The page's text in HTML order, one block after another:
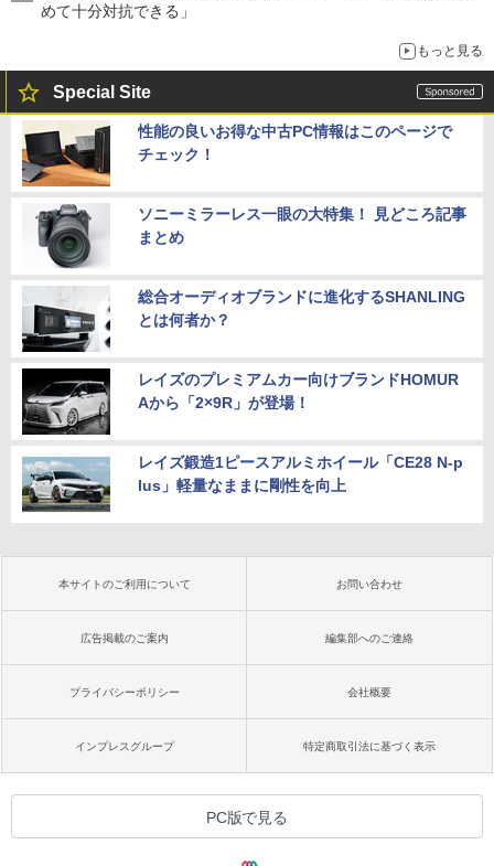
めて十分対抗できる」
もっと見る
Special Site
性能の良いお得な中古PC情報はこのページで
チェック！
ソニーミラーレス一眼の大特集！ 見どころ記事
まとめ
総合オーディオブランドに進化するSHANLING
とは何者か？
レイズのプレミアムカー向けブランドHOMUR
Aから「2×9R」が登場！
レイズ鍛造1ピースアルミホイール「CE28 N-p
lus」軽量なままに剛性を向上
本サイトのご利用について お問い合わせ
広告掲載のご案内 編集部へのご連絡
プライバシーポリシー 会社概要
インプレスグループ 特定商取引法に基づく表示
PC版で見る